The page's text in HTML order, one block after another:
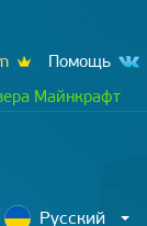
Помощь
Майнкрафт